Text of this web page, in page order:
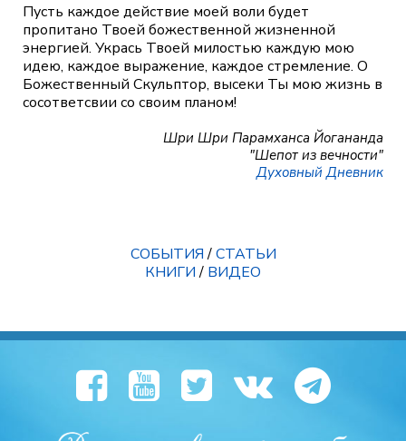
Пусть каждое действие моей воли будет
пропитано Твоей божественной жизненной
энергией. Укрась Твоей милостью каждую мою
идею, каждое выражение, каждое стремление. О
Божественный Скульптор, высеки Ты мою жизнь в
сосответсвии со своим планом!
Шри Шри Парамханса Йогананда
"Шепот из вечности"
Духовный Дневник
СОБЫТИЯ/СТАТЬИ
КНИГИ/ ВИДЕО